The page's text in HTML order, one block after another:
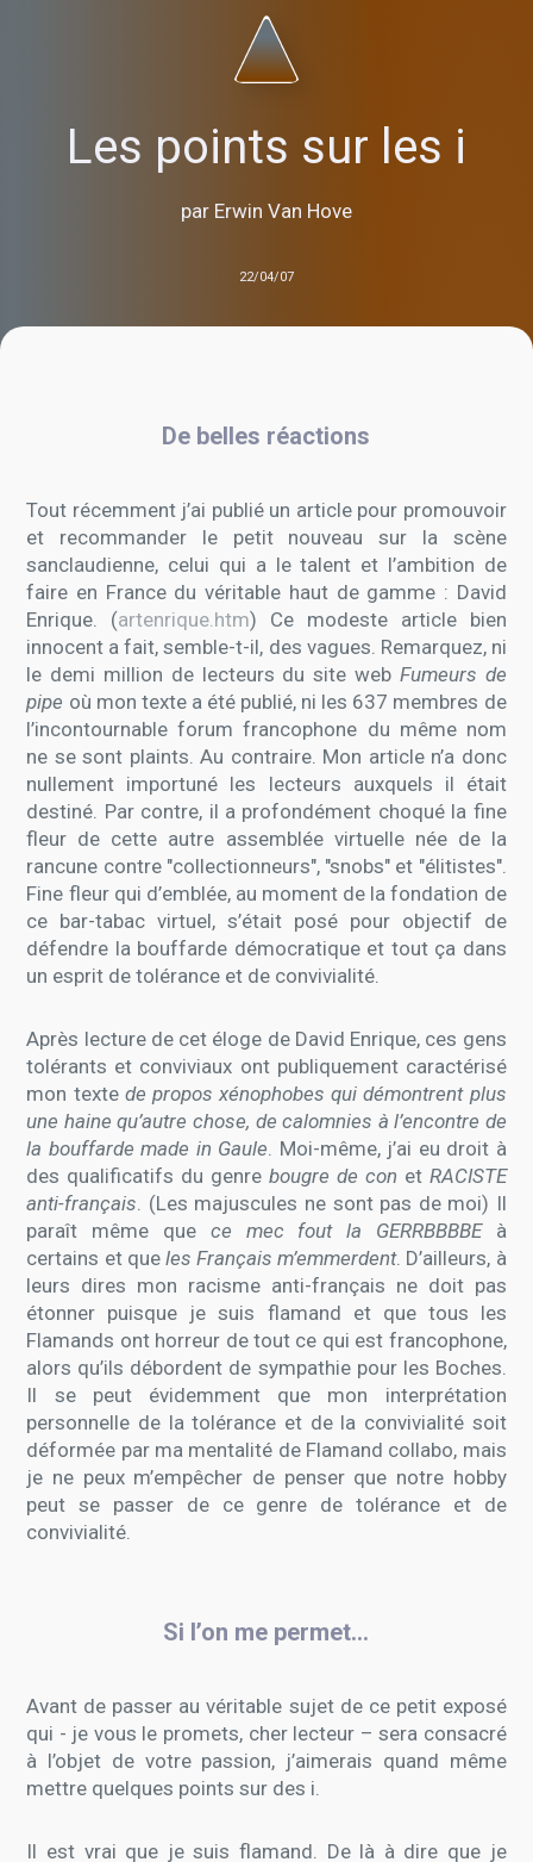
Les points sur les i
par Erwin Van Hove
22/04/07
De belles réactions
Tout récemment j’ai publié un article pour promouvoir
et recommander le petit nouveau sur la scène
sanclaudienne, celui qui a le talent et l’ambition de
faire en France du véritable haut de gamme : David
Enrique. (artenrique.htm) Ce modeste article bien
innocent a fait, semble-t-il, des vagues. Remarquez, ni
le demi million de lecteurs du site web Fumeurs de
pipe où mon texte a été publié, ni les 637 membres de
l’incontournable forum francophone du même nom
ne se sont plaints. Au contraire. Mon article n’a donc
nullement importuné les lecteurs auxquels il était
destiné. Par contre, il a profondément choqué la fine
fleur de cette autre assemblée virtuelle née de la
rancune contre "collectionneurs", "snobs" et "élitistes".
Fine fleur qui d’emblée, au moment de la fondation de
ce bar-tabac virtuel, s’était posé pour objectif de
défendre la bouffarde démocratique et tout ça dans
un esprit de tolérance et de convivialité.
Après lecture de cet éloge de David Enrique, ces gens
tolérants et conviviaux ont publiquement caractérisé
mon texte de propos xénophobes qui démontrent plus
une haine qu’autre chose, de calomnies à l’encontre de
la bouffarde made in Gaule. Moi-même, j’ai eu droit à
des qualificatifs du genre bougre de con et RACISTE
anti-français. (Les majuscules ne sont pas de moi) Il
paraît même que ce mec fout la GERRBBBBEà
certains et que les Français m’emmerdent. D’ailleurs, à
leurs dires mon racisme anti-français ne doit pas
étonner puisque je suis flamand et que tous les
Flamands ont horreur de tout ce qui est francophone,
alors qu’ils débordent de sympathie pour les Boches.
Il se peut évidemment que mon interprétation
personnelle de la tolérance et de la convivialité soit
déformée par ma mentalité de Flamand collabo, mais
je ne peux m’empêcher de penser que notre hobby
peut se passer de ce genre de tolérance et de
convivialité.
Si l’on me permet…
Avant de passer au véritable sujet de ce petit exposé
qui - je vous le promets, cher lecteur – sera consacré
à l’objet de votre passion, j’aimerais quand même
mettre quelques points sur des i.
Il est vrai que je suis flamand. De là à dire que je